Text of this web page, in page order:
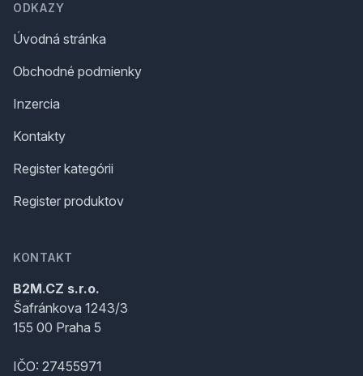
ODKAZY
Úvodná stránka
Obchodné podmienky
Inzercia
Kontakty
Register kategórii
Register produktov
KONTAKT
B2M.CZ s.r.o.
Šafránkova 1243/3
155 00 Praha 5
IČO: 27455971